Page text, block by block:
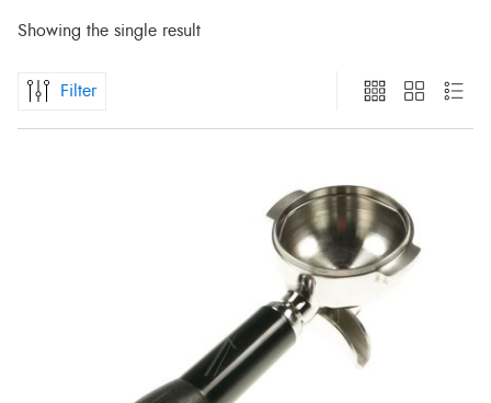
Filter
Showing the single result